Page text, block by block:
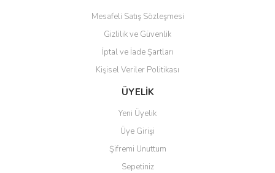
Gönder
Mesafeli Satış Sözleşmesi
Gizlilik ve Güvenlik
İptal ve İade Şartları
Kişisel Veriler Politikası
ÜYELİK
Yeni Üyelik
Üye Girişi
Şifremi Unuttum
Sepetiniz